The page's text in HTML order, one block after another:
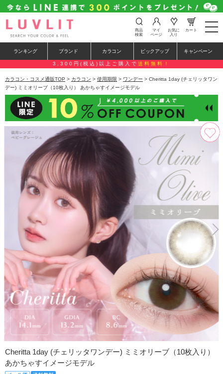
t
o
e
n
a
a
i
o
n
商品
検索
マイ
ページ
お気に
入り
カート
ランキング ブランド カラコン ピックアップ キャンペーン
3,300円(税込)以上ご購入で 送料無料！
カラコン・コスメ通販TOP > カラコン > 使用期限 > ワンデー > Cheritta 1day (チェリッタワン
デー) ミミオリーブ（10枚入り） あかちゃすイメージモデル
Cheritta 1day (チェリッタワンデー) ミミオリーブ（10枚入り）
あかちゃすイメージモデル